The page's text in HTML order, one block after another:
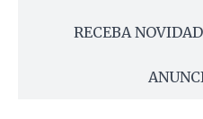
RECEBA